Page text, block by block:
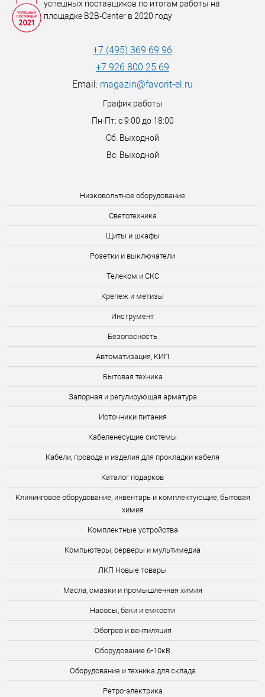
Низковольтное оборудование
Светотехника
Щиты и шкафы
Розетки и выключатели
Телеком и СКС
Крепеж и метизы
Инструмент
Безопасность
Автоматизация, КИП
Бытовая техника
Запорная и регулирующая арматура
Источники питания
Кабеленесущие системы
Кабели, провода и изделия для прокладки кабеля
Каталог подарков
Клининговое оборудование, инвентарь и комплектующие, бытовая
химия
Комплектные устройства
Компьютеры, серверы и мультимедиа
ЛКП Новые товары
Масла, смазки и промышленная химия
Насосы, баки и емкости
Обогрев и вентиляция
Оборудование 6-10кВ
Оборудование и техника для склада
Ретро-электрика
успешных поставщиков по итогам работы на
площадке B2B-Center в 2020 году
+7 (495) 369 69 96
+7 926 800 25 69
Email: magazin@favorit-el.ru
График работы
Пн-Пт: с 9:00 до 18:00
Сб: Выходной
Вс: Выходной